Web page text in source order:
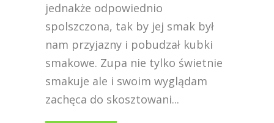
jednakże odpowiednio
spolszczona, tak by jej smak był
nam przyjazny i pobudzał kubki
smakowe. Zupa nie tylko świetnie
smakuje ale i swoim wyglądam
zachęca do skosztowani...